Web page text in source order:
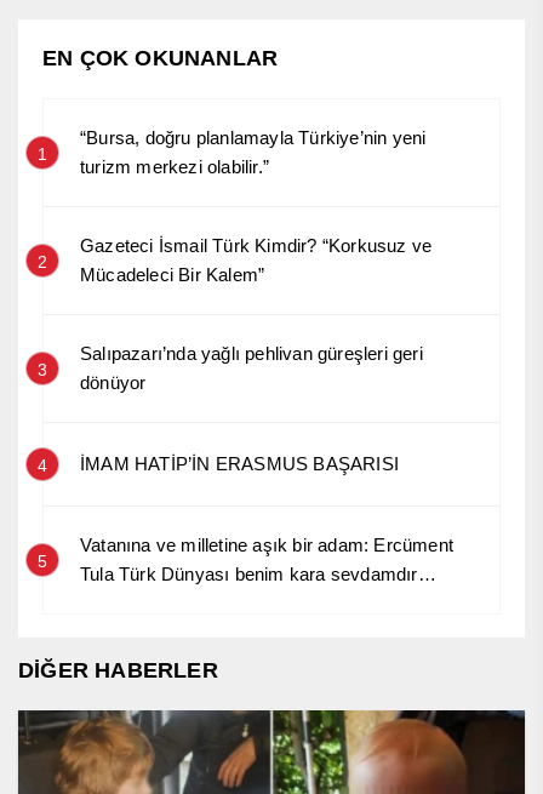
EN ÇOK OKUNANLAR
1
“Bursa, doğru planlamayla Türkiye’nin yeni
turizm merkezi olabilir.”
2
Gazeteci İsmail Türk Kimdir? “Korkusuz ve
Mücadeleci Bir Kalem”
3
Salıpazarı’nda yağlı pehlivan güreşleri geri
dönüyor
4 İMAM HATİP’İN ERASMUS BAŞARISI
5
Vatanına ve milletine aşık bir adam: Ercüment
Tula Türk Dünyası benim kara sevdamdır…
DİĞER HABERLER